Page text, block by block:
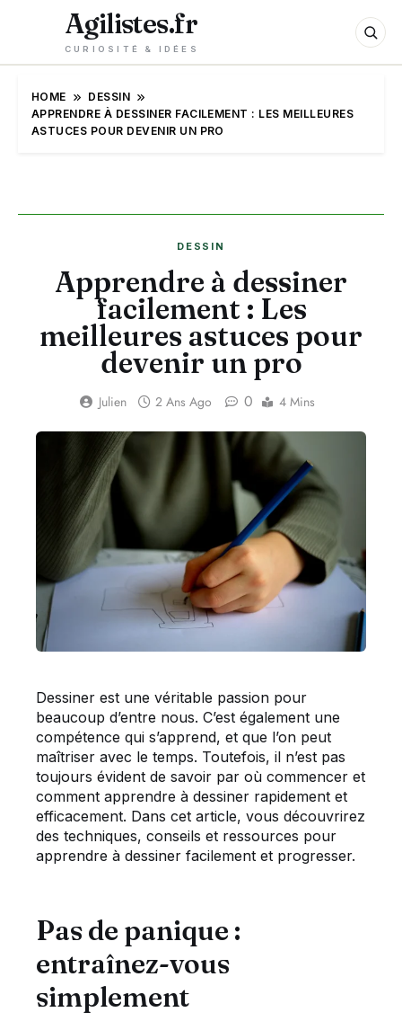
Agilistes.fr
CURIOSITÉ & IDÉES
HOME
DESSIN
APPRENDRE À DESSINER FACILEMENT : LES MEILLEURES
ASTUCES POUR DEVENIR UN PRO
DESSIN
Apprendre à dessiner
facilement : Les
meilleures astuces pour
devenir un pro
Julien 2 Ans Ago 0 4 Mins
Dessiner est une véritable passion pour
beaucoup d’entre nous. C’est également une
compétence qui s’apprend, et que l’on peut
maîtriser avec le temps. Toutefois, il n’est pas
toujours évident de savoir par où commencer et
comment apprendre à dessiner rapidement et
efficacement. Dans cet article, vous découvrirez
des techniques, conseils et ressources pour
apprendre à dessiner facilement et progresser.
Pas de panique :
entraînez-vous
simplement